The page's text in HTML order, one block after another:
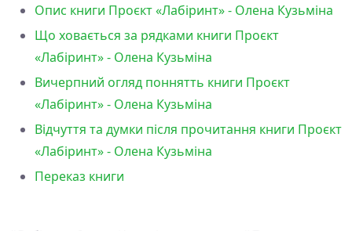
Опис книги Проєкт «Лабіринт» - Олена Кузьміна
Що ховається за рядками книги Проєкт
«Лабіринт» - Олена Кузьміна
Вичерпний огляд поннятть книги Проєкт
«Лабіринт» - Олена Кузьміна
Відчуття та думки після прочитання книги Проєкт
«Лабіринт» - Олена Кузьміна
Переказ книги